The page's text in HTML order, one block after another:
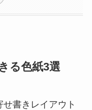
る色紙3選
書きレイアウト